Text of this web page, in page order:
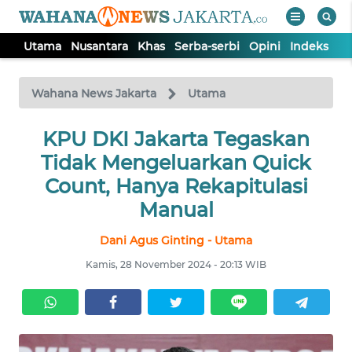
Utama Nusantara Khas Serba-serbi Opini Indeks
Wahana News Jakarta Utama
KPU DKI Jakarta Tegaskan
Tidak Mengeluarkan Quick
Count, Hanya Rekapitulasi
Manual
Dani Agus Ginting - Utama
Kamis, 28 November 2024 - 20:13 WIB
TV
Tutup
UTAMA
NUSANTARA
SERBI
OPINI